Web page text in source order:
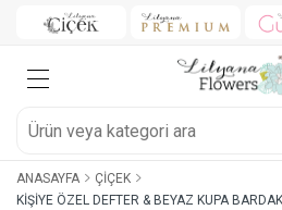
ANASAYFA
ÇIÇEK
KIŞIYE ÖZEL DEFTER & BEYAZ KUPA